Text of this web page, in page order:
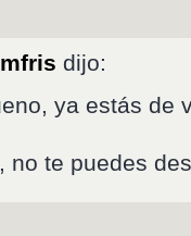
dijo:
ya estás de
no te puedes